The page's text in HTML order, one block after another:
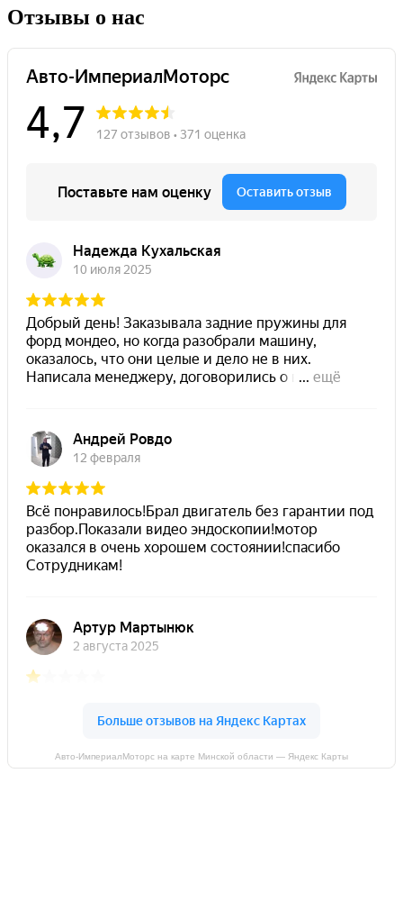
Отзывы о нас
Авто-ИмпериалМоторс на карте Минской области — Яндекс Карты